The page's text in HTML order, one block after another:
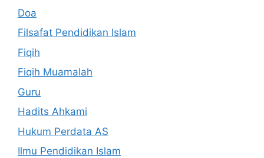
Doa
Filsafat Pendidikan Islam
Fiqih
Fiqih Muamalah
Guru
Hadits Ahkami
Hukum Perdata AS
Ilmu Pendidikan Islam